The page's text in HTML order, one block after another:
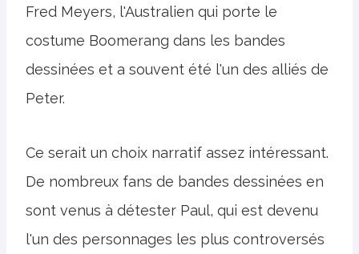
Fred Meyers, l'Australien qui porte le
costume Boomerang dans les bandes
dessinées et a souvent été l'un des alliés de
Peter.
Ce serait un choix narratif assez intéressant.
De nombreux fans de bandes dessinées en
sont venus à détester Paul, qui est devenu
l'un des personnages les plus controversés